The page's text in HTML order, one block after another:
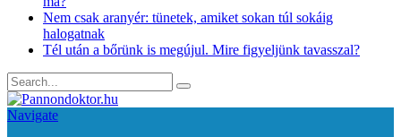
Nem csak aranyér: tünetek, amiket sokan túl sokáig
halogatnak
Tél után a bőrünk is megújul. Mire figyeljünk tavasszal?
Navigate